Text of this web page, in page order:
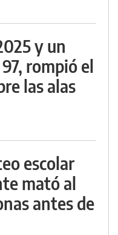
y un
rompió el
las alas
escolar
mató al
antes de